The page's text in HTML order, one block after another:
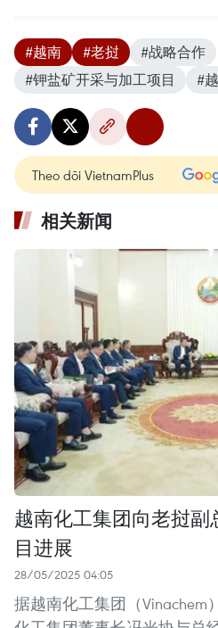
#越南 #老挝
#战略合作
#钾盐矿开采与加工项目
#
Theo dõi VietnamPlus
相关新闻
越南化工集团向老挝
目进展
28/05/2025 04:05
据越南化工集团（Vinachem